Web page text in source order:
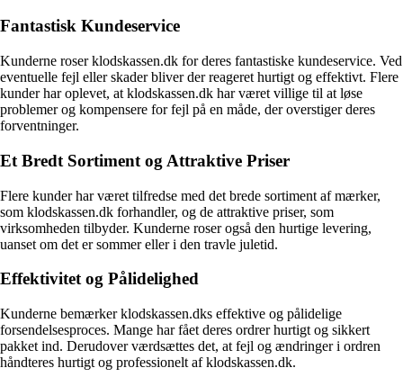
Fantastisk Kundeservice
Kunderne roser klodskassen.dk for deres fantastiske kundeservice. Ved
eventuelle fejl eller skader bliver der reageret hurtigt og effektivt. Flere
kunder har oplevet, at klodskassen.dk har været villige til at løse
problemer og kompensere for fejl på en måde, der overstiger deres
forventninger.
Et Bredt Sortiment og Attraktive Priser
Flere kunder har været tilfredse med det brede sortiment af mærker,
som klodskassen.dk forhandler, og de attraktive priser, som
virksomheden tilbyder. Kunderne roser også den hurtige levering,
uanset om det er sommer eller i den travle juletid.
Effektivitet og Pålidelighed
Kunderne bemærker klodskassen.dks effektive og pålidelige
forsendelsesproces. Mange har fået deres ordrer hurtigt og sikkert
pakket ind. Derudover værdsættes det, at fejl og ændringer i ordren
håndteres hurtigt og professionelt af klodskassen.dk.